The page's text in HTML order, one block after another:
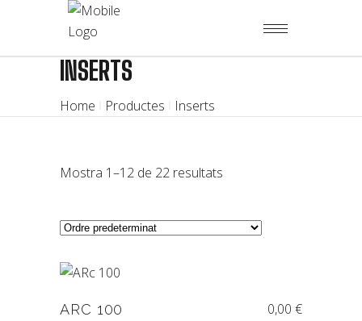
INSERTS
Home Productes Inserts
Mostra 1–12 de 22 resultats
ARC 100 0,00 €